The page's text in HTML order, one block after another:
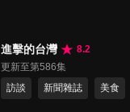
進擊的台灣
8.2
更新至第586集
訪談
新聞雜誌 美食